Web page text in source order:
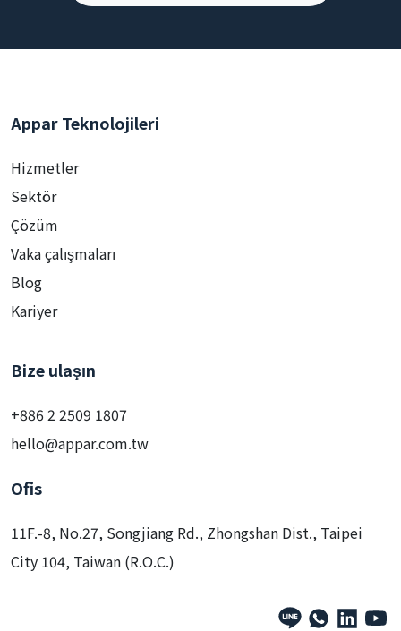
Appar Teknolojileri
Hizmetler
Sektör
Çözüm
Vaka çalışmaları
Blog
Kariyer
Bize ulaşın
+886 2 2509 1807
hello@appar.com.tw
Ofis
11F.-8, No.27, Songjiang Rd., Zhongshan Dist., Taipei
City 104, Taiwan (R.O.C.)